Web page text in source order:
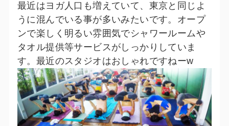
最近はヨガ人口も増えていて、東京と同じよ
うに混んでいる事が多いみたいです。オープ
ンで楽しく明るい雰囲気でシャワールームや
タオル提供等サービスがしっかりしていま
す。最近のスタジオはおしゃれですねーw